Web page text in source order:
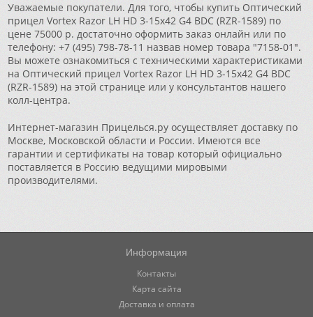
Уважаемые покупатели. Для того, чтобы купить Оптический
прицел Vortex Razor LH HD 3-15x42 G4 BDC (RZR-1589) по
цене 75000 р. достаточно оформить заказ онлайн или по
телефону: +7 (495) 798-78-11 назвав номер товара "7158-01".
Вы можете ознакомиться с техническими характеристиками
на Оптический прицел Vortex Razor LH HD 3-15x42 G4 BDC
(RZR-1589) на этой странице или у консультантов нашего
колл-центра.
Интернет-магазин Прицелься.ру осуществляет доставку по
Москве, Московской области и России. Имеются все
гарантии и сертификаты на товар который официально
поставляется в Россию ведущими мировыми
производителями.
Информация
Контакты
Карта сайта
Доставка и оплата